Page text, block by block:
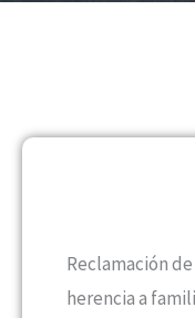
Reclamación
herencia a